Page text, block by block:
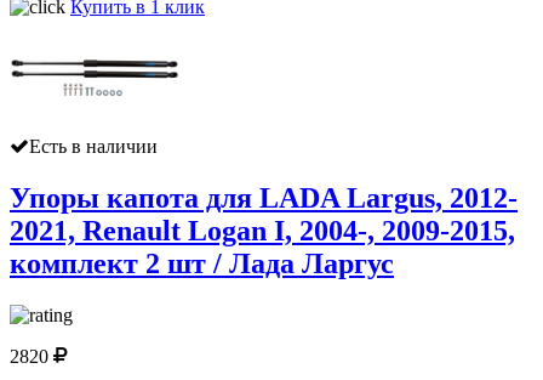
Купить в 1 клик
Есть в наличии
Упоры капота для LADA Largus, 2012-
2021, Renault Logan I, 2004-, 2009-2015,
комплект 2 шт / Лада Ларгус
2820